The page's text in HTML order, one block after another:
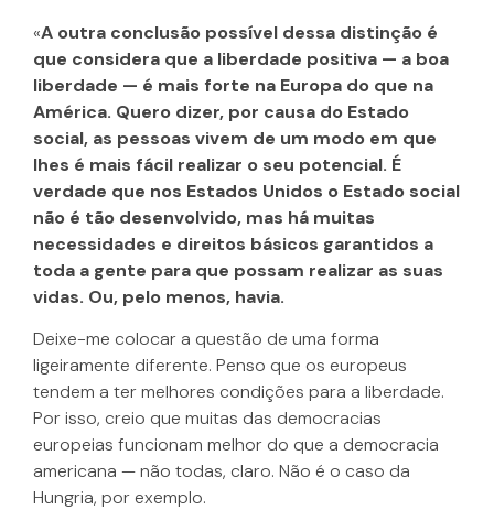
«A outra conclusão possível dessa distinção é
que considera que a liberdade positiva — a boa
liberdade — é mais forte na Europa do que na
América. Quero dizer, por causa do Estado
social, as pessoas vivem de um modo em que
lhes é mais fácil realizar o seu potencial. É
verdade que nos Estados Unidos o Estado social
não é tão desenvolvido, mas há muitas
necessidades e direitos básicos garantidos a
toda a gente para que possam realizar as suas
vidas. Ou, pelo menos, havia.
Deixe-me colocar a questão de uma forma
ligeiramente diferente. Penso que os europeus
tendem a ter melhores condições para a liberdade.
Por isso, creio que muitas das democracias
europeias funcionam melhor do que a democracia
americana — não todas, claro. Não é o caso da
Hungria, por exemplo.